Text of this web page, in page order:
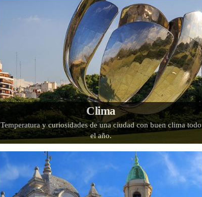
Clima
Temperatura y curiosidades de una ciudad con buen clima todo
el año.